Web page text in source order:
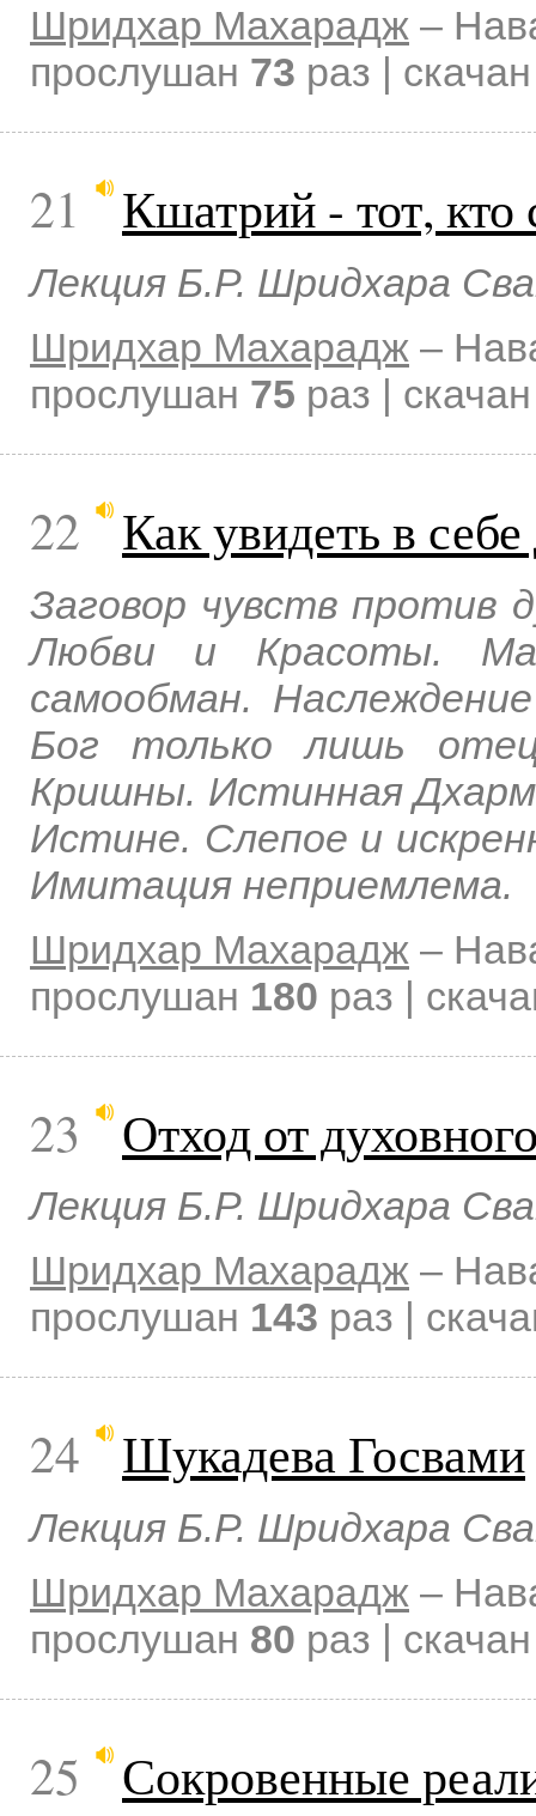
Шридхар Махарадж –
прослушан 73 раз |
21 Кшатрий - тот, кто
Лекция Б.Р. Шридхара
Шридхар Махарадж –
прослушан 75 раз |
22 Как увидеть в
Заговор чувств
Любви и Красоты.
самообман.
Бог только лишь
Кришны. Истинная
Истине. Слепое и
Имитация неприемлема.
Шридхар Махарадж –
прослушан 180 раз |
23 Отход от
Лекция Б.Р. Шридхара
Шридхар Махарадж –
прослушан 143 раз |
24 Шукадева Госвами
Лекция Б.Р. Шридхара
Шридхар Махарадж –
прослушан 80 раз |
25 Сокровенные